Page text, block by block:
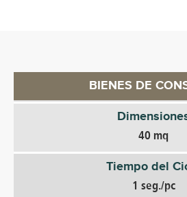
BIENES DE
40 mq
Tiempo del
1 seg./pc